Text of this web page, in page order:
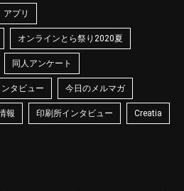
アプリ
オンラインとら祭り2020夏
同人アンケート
タビュー 今日のメルマガ
報 印刷所インタビュー Creatia